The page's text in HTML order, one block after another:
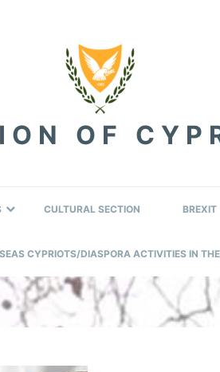
OF
CULTURAL SECTION BREXIT
CYPRIOTS/DIASPORA ACTIVITIES IN